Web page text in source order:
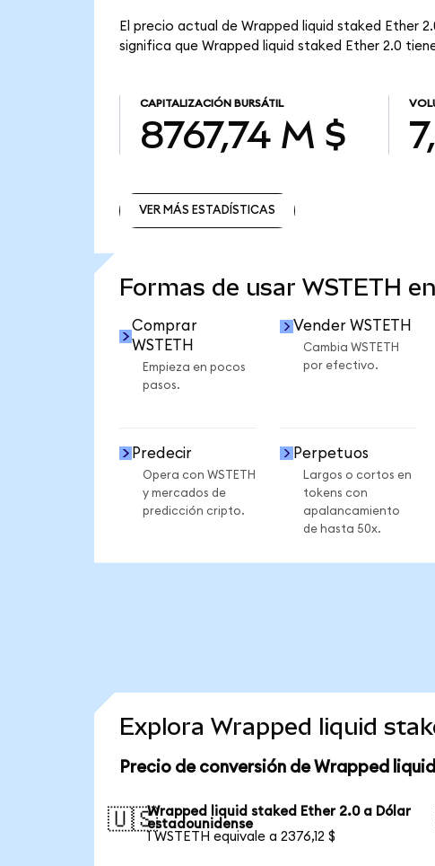
El precio actual de Wrapped liquid staked Ether
significa que Wrapped liquid staked Ether 2.0
CAPITALIZACIÓN BURSÁTIL
8767,74 M $
VER MÁS ESTADÍSTICAS
Formas de usar WSTETH
Comprar
WSTETH
Empieza en pocos
pasos.
Vender WSTETH
Cambia WSTETH
por efectivo.
Predecir
Opera con WSTETH
y mercados de
predicción cripto.
Perpetuos
Largos o cortos en
tokens con
apalancamiento
de hasta 50x.
Explora Wrapped liquid
Precio de conversión de Wrapped
🇺🇸Wrapped liquid staked Ether 2.0 a Dólar
estadounidense
1 WSTETH equivale a 2376,12 $